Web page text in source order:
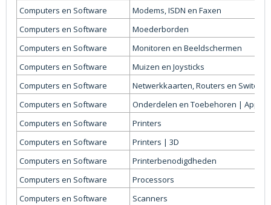
Computers en Software
Modems, ISDN en Faxen
Computers en Software
Moederborden
Computers en Software
Monitoren en Beeldschermen
Computers en Software
Muizen en Joysticks
Computers en Software
Netwerkkaarten, Routers en Switches
Computers en Software
Onderdelen en Toebehoren | Apple
Computers en Software
Printers
Computers en Software
Printers | 3D
Computers en Software
Printerbenodigdheden
Computers en Software
Processors
Computers en Software
Scanners